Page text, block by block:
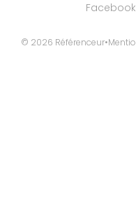
© 2026 Référenceur•
Facebook